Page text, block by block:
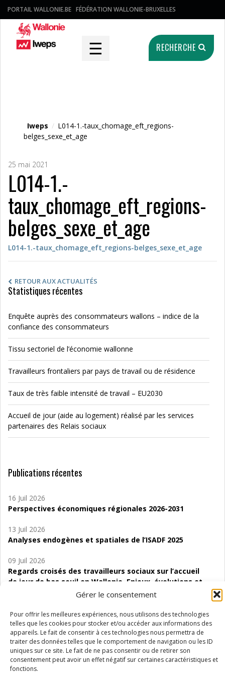
Gérer le consentement
Pour offrir les meilleures expériences, nous utilisons des technologies
telles que les cookies pour stocker et/ou accéder aux informations des
appareils. Le fait de consentir à ces technologies nous permettra de
traiter des données telles que le comportement de navigation ou les ID
uniques sur ce site. Le fait de ne pas consentir ou de retirer son
consentement peut avoir un effet négatif sur certaines caractéristiques et
fonctions.
PORTAIL WALLONIE.BE FÉDÉRATION WALLONIE-BRUXELLES
☰ RECHERCHE
Iweps / L014-1.-taux_chomage_eft_regions-
belges_sexe_et_age
25 mai 2021
L014-1.-
taux_chomage_eft_regions-
belges_sexe_et_age
L014-1.-taux_chomage_eft_regions-belges_sexe_et_age
RETOUR AUX ACTUALITÉS
Statistiques récentes
Enquête auprès des consommateurs wallons – indice de la
confiance des consommateurs
Tissu sectoriel de l’économie wallonne
Travailleurs frontaliers par pays de travail ou de résidence
Taux de très faible intensité de travail – EU2030
Accueil de jour (aide au logement) réalisé par les services
partenaires des Relais sociaux
Publications récentes
16 Juil 2026
Perspectives économiques régionales 2026-2031
13 Juil 2026
Analyses endogènes et spatiales de l’ISADF 2025
09 Juil 2026
Regards croisés des travailleurs sociaux sur l’accueil
de jour de bas seuil en Wallonie. Enjeux, évolutions et
06 Juil 2026
Étude d’évaluabilité des Structures
d’accompagnement à l’autocréation d’emploi (SAACE)
01 Juil 2026
Pénurie du personnel infirmier :quels indicateurs